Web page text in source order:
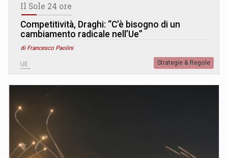
Il Sole 24 ore
Competitività, Draghi: “C’è bisogno di un
cambiamento radicale nell’Ue”
di Francesco Paolini
UE Strategie & Regole